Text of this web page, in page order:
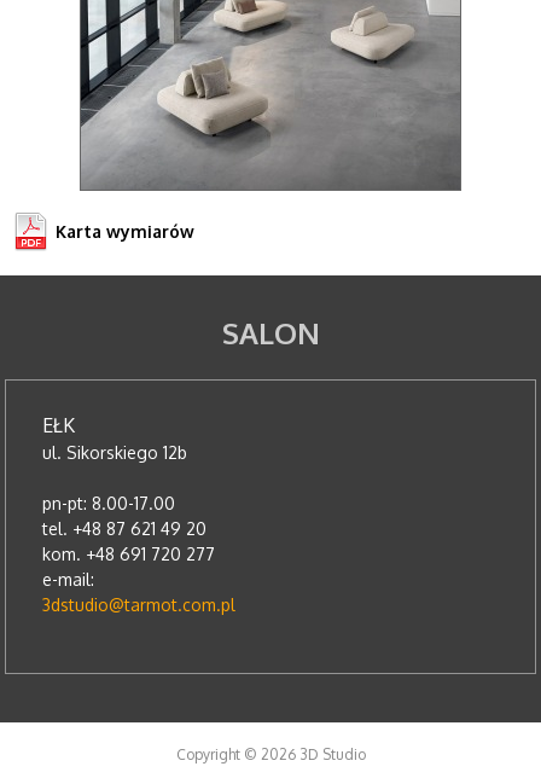
Karta wymiarów
SALON
EŁK
ul. Sikorskiego 12b
pn-pt: 8.00-17.00
tel. +48 87 621 49 20
kom. +48 691 720 277
e-mail:
3dstudio@tarmot.com.pl
Copyright © 2026 3D Studio